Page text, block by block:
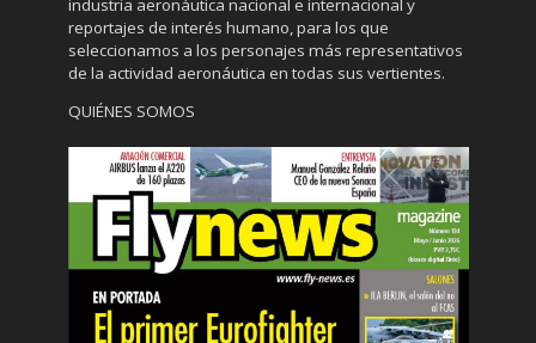
industria aeronáutica nacional e internacional y
reportajes de interés humano, para los que
seleccionamos a los personajes más representativos
de la actividad aeronáutica en todas sus vertientes.
QUIÉNES SOMOS